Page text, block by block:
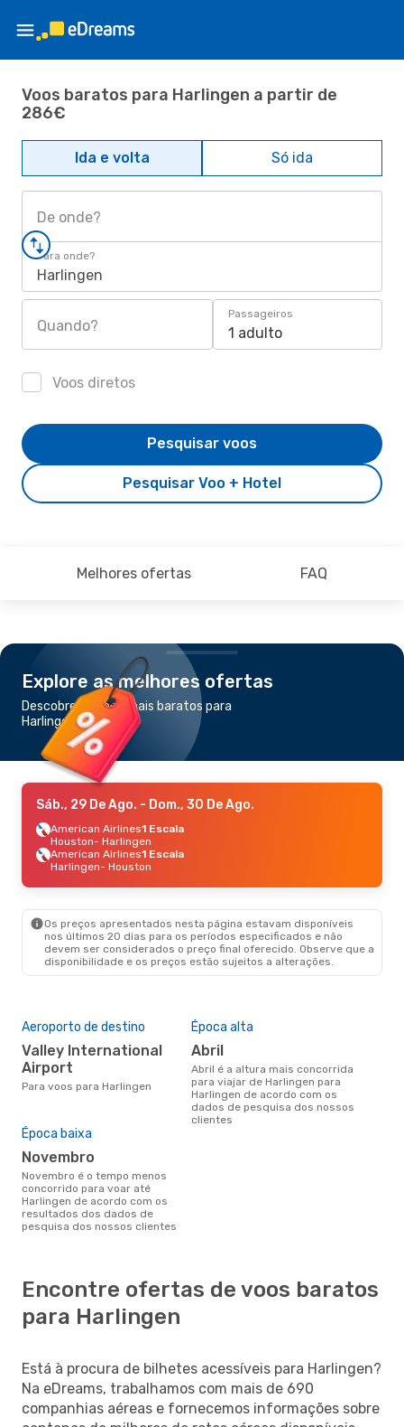
Voos baratos para Harlingen a partir de
286€
Ida e volta Só ida
De onde?
Para onde?
Harlingen
Quando?
Passageiros
1 adulto
Voos diretos
Pesquisar Voo + Hotel
Pesquisar voos
Melhores ofertas FAQ
Explore as melhores ofertas
Descobre os voos mais baratos para
Harlingen
Sáb., 29 De Ago. - Dom., 30 De Ago.
American Airlines1 Escala
Houston- Harlingen
American Airlines1 Escala
Harlingen- Houston
Os preços apresentados nesta página estavam disponíveis
nos últimos 20 dias para os períodos especificados e não
devem ser considerados o preço final oferecido. Observe que a
disponibilidade e os preços estão sujeitos a alterações.
Aeroporto de destino
Valley International
Airport
Para voos para Harlingen
Época alta
abril
abril é a altura mais concorrida
para viajar de Harlingen para
Harlingen de acordo com os
dados de pesquisa dos nossos
clientes
Época baixa
novembro
novembro é o tempo menos
concorrido para voar até
Harlingen de acordo com os
resultados dos dados de
pesquisa dos nossos clientes
Encontre ofertas de voos baratos
para Harlingen
Está à procura de bilhetes acessíveis para Harlingen?
Na eDreams, trabalhamos com mais de 690
companhias aéreas e fornecemos informações sobre